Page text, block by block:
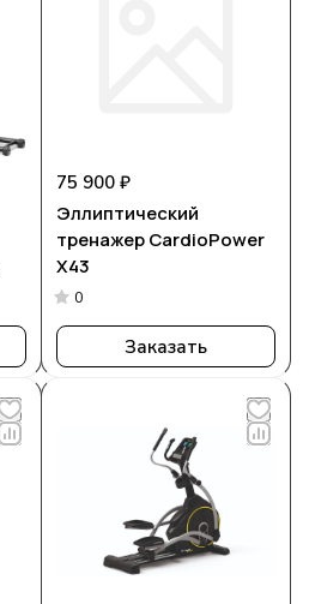
75 900 ₽
Эллиптический
тренажер CardioPower
X43
0
Заказать